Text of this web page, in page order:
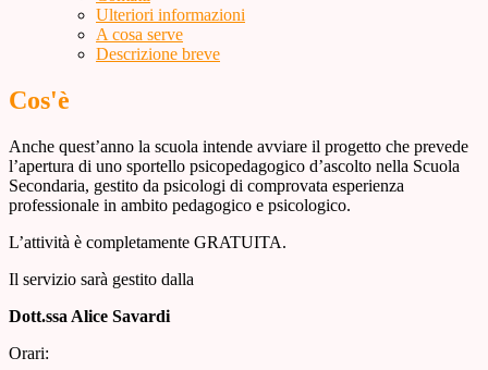
Ulteriori informazioni
A cosa serve
Descrizione breve
Cos'è
Anche quest’anno la scuola intende avviare il progetto che prevede
l’apertura di uno sportello psicopedagogico d’ascolto nella Scuola
Secondaria, gestito da psicologi di comprovata esperienza
professionale in ambito pedagogico e psicologico.
L’attività è completamente GRATUITA.
Il servizio sarà gestito dalla
Dott.ssa Alice Savardi
Orari: